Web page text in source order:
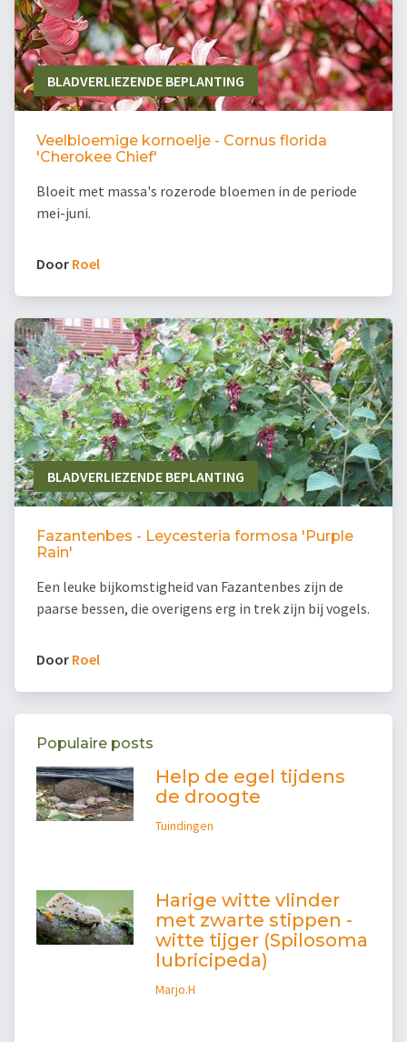
BLADVERLIEZENDE BEPLANTING
Veelbloemige kornoelje - Cornus florida
'Cherokee Chief'
Bloeit met massa's rozerode bloemen in de periode
mei-juni.
Door Roel
BLADVERLIEZENDE BEPLANTING
Fazantenbes - Leycesteria formosa 'Purple
Rain'
Een leuke bijkomstigheid van Fazantenbes zijn de
paarse bessen, die overigens erg in trek zijn bij vogels.
Door Roel
Populaire posts
Help de egel tijdens
de droogte
Tuindingen
Harige witte vlinder
met zwarte stippen -
witte tijger (Spilosoma
lubricipeda)
Marjo.H